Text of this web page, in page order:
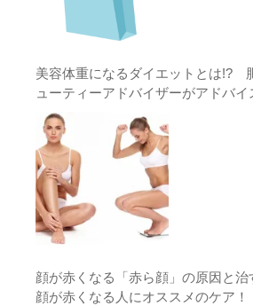
美容体重になるダイエットとは!?
ューティーアドバイザーがアドバイ
顔が赤くなる「赤ら顔」の原因と治
顔が赤くなる人にオススメのケア！